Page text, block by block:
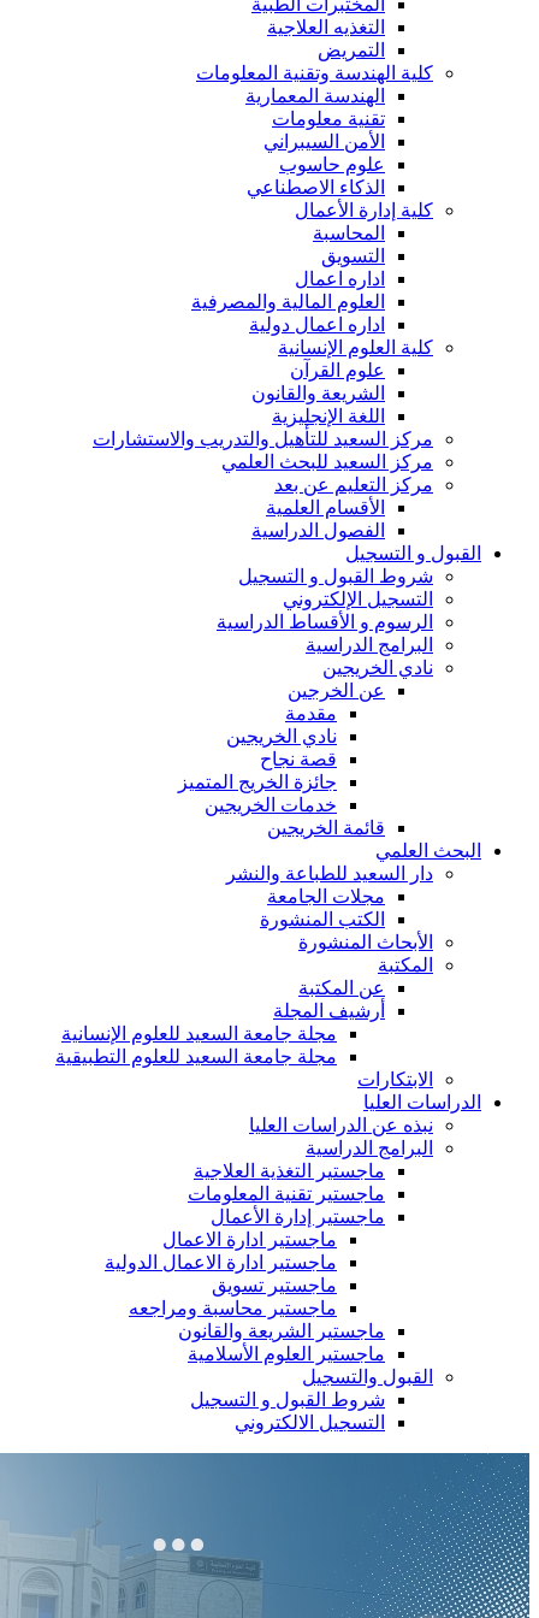
المختبرات الطبية
التغذيه العلاجية
التمريض
كلية الهندسة وتقنية المعلومات
الهندسة المعمارية
تقنية معلومات
الأمن السيبراني
علوم حاسوب
الذكاء الاصطناعي
كلية إدارة الأعمال
المحاسبة
التسويق
اداره اعمال
العلوم المالية والمصرفية
اداره اعمال دولية
كلية العلوم الإنسانية
علوم القرآن
الشريعة والقانون
اللغة الإنجليزية
مركز السعيد للتأهيل والتدريب والاستشارات
مركز السعيد للبحث العلمي
مركز التعليم عن بعد
الأقسام العلمية
الفصول الدراسية
القبول و التسجيل
شروط القبول و التسجيل
التسجيل الإلكتروني
الرسوم و الأقساط الدراسية
البرامج الدراسية
نادي الخريجين
عن الخرجين
مقدمة
نادي الخريجين
قصة نجاح
جائزة الخريج المتميز
خدمات الخريجين
قائمة الخريجين
البحث العلمي
دار السعيد للطباعة والنشر
مجلات الجامعة
الكتب المنشورة
الأبحاث المنشورة
المكتبة
عن المكتبة
أرشيف المجلة
مجلة جامعة السعيد للعلوم الإنسانية
مجلة جامعة السعيد للعلوم التطبيقية
الابتكارات
الدراسات العليا
نبذه عن الدراسات العليا
البرامج الدراسية
ماجستير التغذية العلاجية
ماجستير تقنية المعلومات
ماجستير إدارة الأعمال
ماجستير ادارة الاعمال
ماجستير ادارة الاعمال الدولية
ماجستير تسويق
ماجستير محاسبة ومراجعه
ماجستير الشريعة والقانون
ماجستير العلوم الأسلامية
القبول والتسجيل
شروط القبول و التسجيل
التسجيل الالكتروني